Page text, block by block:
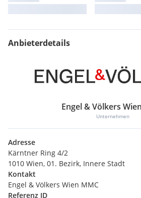
Anbieterdetails
Engel & Völkers
Unternehmen
Adresse
Kärntner Ring 4/2
1010 Wien, 01. Bezirk, Innere Stadt
Kontakt
Engel & Völkers Wien MMC
Referenz ID